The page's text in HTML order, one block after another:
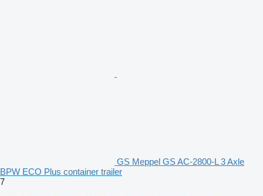
GS Meppel GS AC-2800-L 3 Axle
BPW ECO Plus container trailer
7